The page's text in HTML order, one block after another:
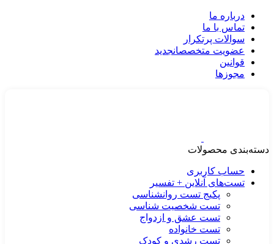
درباره ما
تماس با ما
سوالات پرتکرار
عضویت متخصصانجدید
قوانین
مجوزها
دسته‌بندی محصولات
حساب کاربری
تست‌های آنلاین + تفسیر
پکیج تست روانشناسی
تست شخصیت شناسی
تست عشق و ازدواج
تست خانواده
تست رشدی و کودک